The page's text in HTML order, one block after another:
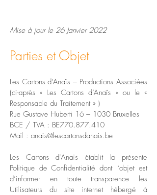
Mise à jour le 26 Janvier 2022
Parties et Objet
Les Cartons d’Anaïs – Productions Associées
(ci-après « Les Cartons d’Anaïs » ou le «
Responsable du Traitement » )
Rue Gustave Huberti 16 – 1030 Bruxelles
BCE / TVA : BE770.877.410
Mail : anais@lescartonsdanais.be
Les Cartons d'Anaïs établit la présente
Politique de Confidentialité dont l’objet est
d’informer en toute transparence les
Utilisateurs du site internet hébergé à